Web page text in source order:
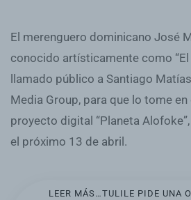
El merenguero dominicano José
conocido artísticamente como “El
llamado público a Santiago
Media Group, para que lo tome en
proyecto digital “Planeta
el próximo 13 de abril.
LEER MÁS…TULILE PIDE UNA